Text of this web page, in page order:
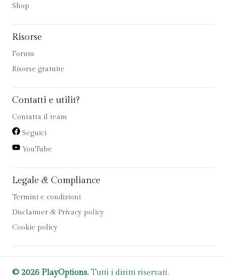
Shop
Risorse
Forum
Risorse gratuite
Contatti e utilit?
Contatta il team
Seguici
YouTube
Legale & Compliance
Termini e condizioni
Disclaimer & Privacy policy
Cookie policy
© 2026 PlayOptions. Tutti i diritti riservati.